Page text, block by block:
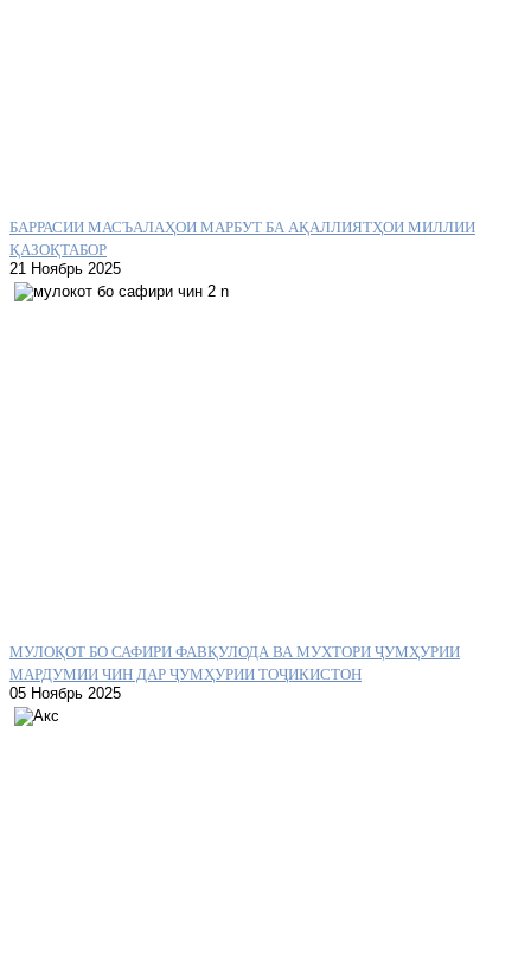
БАРРАСИИ МАСЪАЛАҲОИ МАРБУТ БА АҚАЛЛИЯТҲОИ МИЛЛИИ
ҚАЗОҚТАБОР
21 Ноябрь 2025
МУЛОҚОТ БО САФИРИ ФАВҚУЛОДА ВА МУХТОРИ ҶУМҲУРИИ
МАРДУМИИ ЧИН ДАР ҶУМҲУРИИ ТОҶИКИСТОН
05 Ноябрь 2025